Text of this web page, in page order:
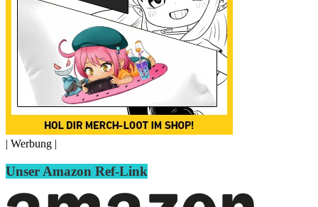
| Werbung |
Unser Amazon Ref-Link